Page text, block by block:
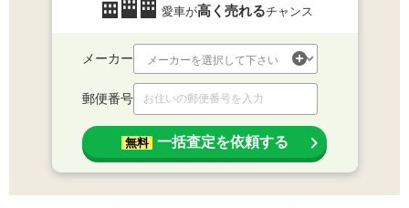
愛車が高く売れるチャンス
メーカー
郵便番号
無料 一括査定を依頼する